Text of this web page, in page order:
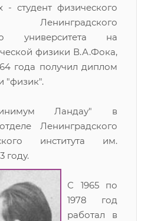
- студент физического
Ленинградского
университета на
физики В.А.Фока,
года получил диплом
"физик".
Ландау" в
Ленинградского
института им.
году.
С 1965 по
1978 год
работал в